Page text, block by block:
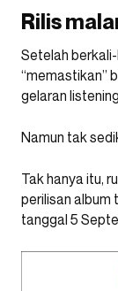
Rilis
Setelah
“memastikan”
gelaran
Namun tak
Tak hanya itu,
perilisan album
tanggal 5